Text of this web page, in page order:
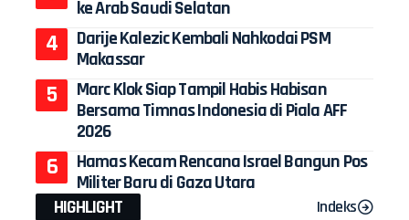
ke Arab Saudi Selatan
Darije Kalezic Kembali Nahkodai PSM
Makassar
Marc Klok Siap Tampil Habis Habisan
Bersama Timnas Indonesia di Piala AFF
2026
Hamas Kecam Rencana Israel Bangun Pos
Militer Baru di Gaza Utara
HIGHLIGHT
Indeks